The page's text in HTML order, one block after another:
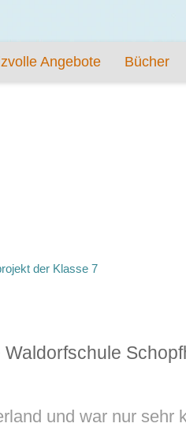
Angebote Bücher
der Klasse 7
und war nur sehr